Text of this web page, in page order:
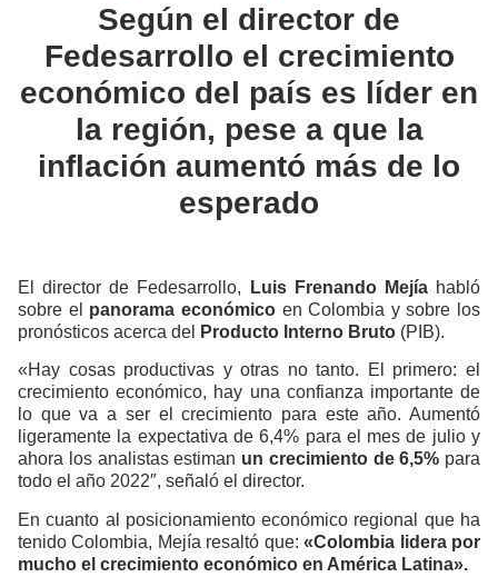
Según el director de
Fedesarrollo el crecimiento
económico del país es líder en
la región, pese a que la
inflación aumentó más de lo
esperado
El director de Fedesarrollo, Luis Frenando Mejía habló
sobre el panorama económicoen Colombia y sobre los
pronósticos acerca del
Producto Interno Bruto (PIB).
«Hay cosas productivas y otras no tanto. El primero: el
crecimiento económico, hay una confianza importante de
lo que va a ser el crecimiento para este año. Aumentó
ligeramente la expectativa de 6,4% para el mes de julio y
ahora los analistas estiman un crecimiento de 6,5% para
todo el año 2022″, señaló el director.
En cuanto al posicionamiento económico regional que ha
tenido Colombia, Mejía resaltó que:«Colombia lidera por
mucho el crecimiento económico en América Latina».